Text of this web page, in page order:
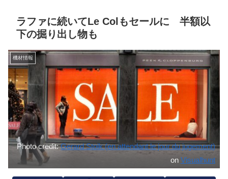
ラファに続いてLe Colもセールに 半額以
下の掘り出し物も
機材情報
Photo credit:Gerard Stolk (en attendant le jour du jugement)
on Visualhunt